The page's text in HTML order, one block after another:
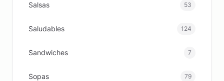
Salsas 53
Saludables 124
Sandwiches 7
Sopas 79